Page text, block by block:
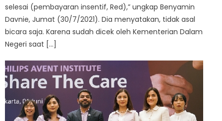
selesai (pembayaran insentif, Red),” ungkap Benyamin
Davnie, Jumat (30/7/2021). Dia menyatakan, tidak asal
bicara saja. Karena sudah dicek oleh Kementerian Dalam
Negeri saat […]